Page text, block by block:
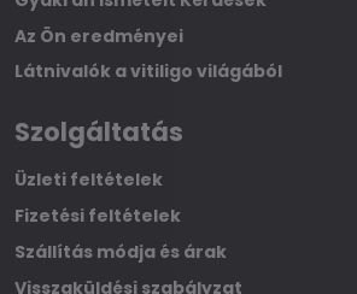
Az Ön eredményei
Látnivalók a vitiligo világából
Szolgáltatás
Üzleti feltételek
Fizetési feltételek
Szállítás módja és árak
Visszaküldési szabályzat